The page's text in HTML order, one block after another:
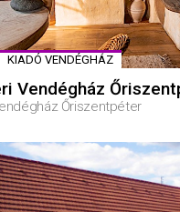
KIADÓ VENDÉGHÁZ
Vendégház
Őriszentpéter